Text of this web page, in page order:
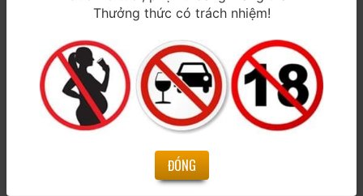
Rượu Yamazaki 18 năm chính hãng -
Anh Minh Wine & Spirits
Thưởng thức có trách nhiệm!
ĐÓNG